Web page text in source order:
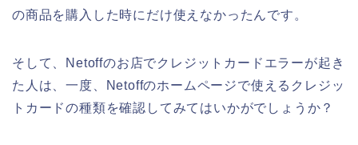
の商品を購入した時にだけ使えなかったんです。
そして、Netoffのお店でクレジットカードエラーが起き
た人は、一度、Netoffのホームページで使えるクレジッ
トカードの種類を確認してみてはいかがでしょうか？